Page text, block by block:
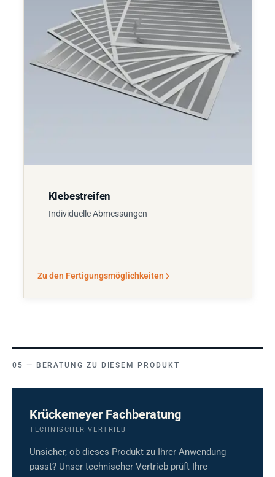
Klebestreifen
Individuelle Abmessungen
Zu den Fertigungsmöglichkeiten
BERATUNG ZU DIESEM PRODUKT
Krückemeyer Fachberatung
TECHNISCHER VERTRIEB
Unsicher, ob dieses Produkt zu Ihrer Anwendung
passt? Unser technischer Vertrieb prüft Ihre